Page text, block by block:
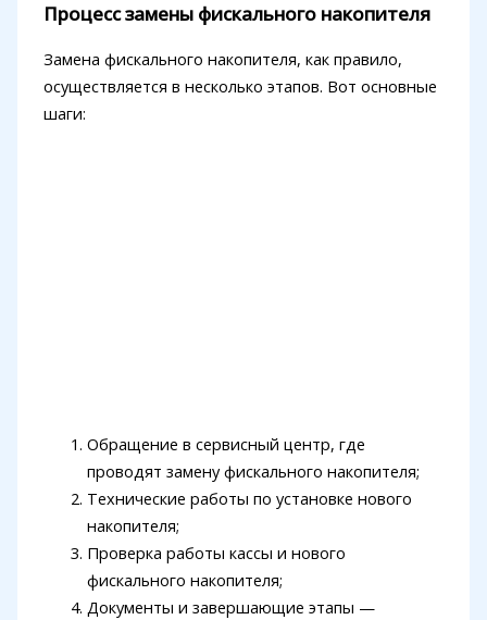
Процесс замены фискального накопителя
Замена фискального накопителя, как правило,
осуществляется в несколько этапов. Вот основные
шаги:
Обращение в сервисный центр, где
проводят замену фискального накопителя;
Технические работы по установке нового
накопителя;
Проверка работы кассы и нового
фискального накопителя;
Документы и завершающие этапы —